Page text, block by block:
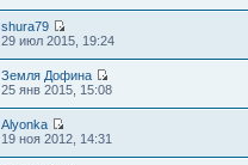
shura79
29 июл 2015, 19:24
Земля Дофина
25 янв 2015, 15:08
Alyonka
19 ноя 2012, 14:31